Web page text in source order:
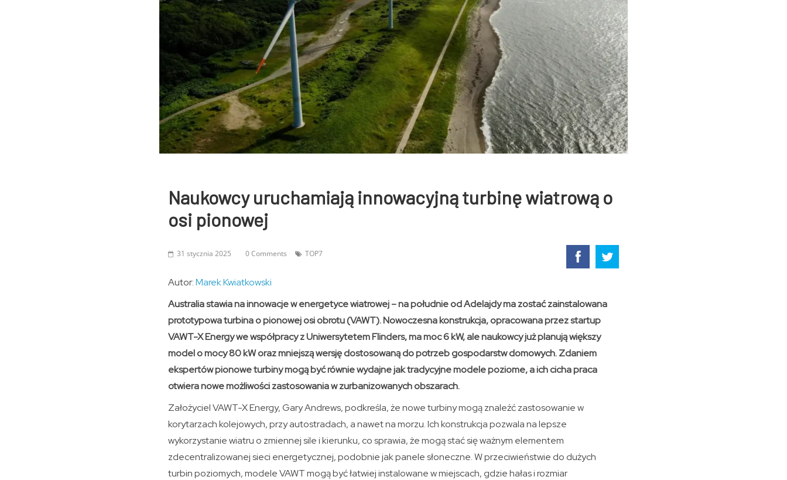
Naukowcy uruchamiają innowacyjną turbinę wiatrową o
osi pionowej
31 stycznia 2025 0 Comments TOP7
Autor:Marek Kwiatkowski
Australia stawia na innowacje w energetyce wiatrowej – na południe od Adelajdy ma zostać zainstalowana
prototypowa turbina o pionowej osi obrotu (VAWT). Nowoczesna konstrukcja, opracowana przez startup
VAWT-X Energy we współpracy z Uniwersytetem Flinders, ma moc 6 kW, ale naukowcy już planują większy
model o mocy 80 kW oraz mniejszą wersję dostosowaną do potrzeb gospodarstw domowych. Zdaniem
ekspertów pionowe turbiny mogą być równie wydajne jak tradycyjne modele poziome, a ich cicha praca
otwiera nowe możliwości zastosowania w zurbanizowanych obszarach.
Założyciel VAWT-X Energy, Gary Andrews, podkreśla, że nowe turbiny mogą znaleźć zastosowanie w
korytarzach kolejowych, przy autostradach, a nawet na morzu. Ich konstrukcja pozwala na lepsze
wykorzystanie wiatru o zmiennej sile i kierunku, co sprawia, że mogą stać się ważnym elementem
zdecentralizowanej sieci energetycznej, podobnie jak panele słoneczne. W przeciwieństwie do dużych
turbin poziomych, modele VAWT mogą być łatwiej instalowane w miejscach, gdzie hałas i rozmiar